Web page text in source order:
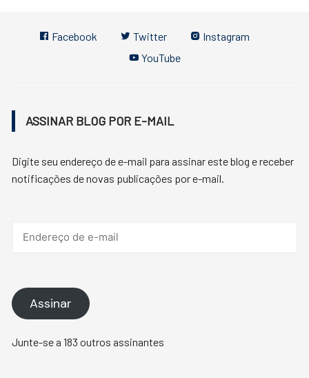
Facebook Twitter
Instagram
YouTube
ASSINAR BLOG POR E-MAIL
Digite seu endereço de e-mail para assinar este blog e receber
notificações de novas publicações por e-mail.
Assinar
Junte-se a 183 outros assinantes